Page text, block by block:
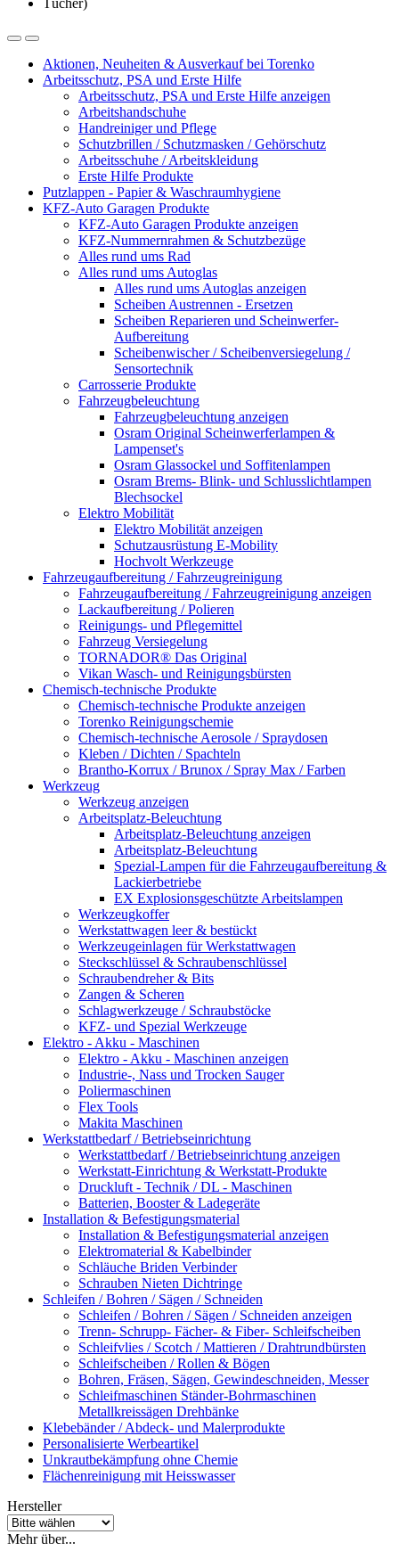
Aktionen, Neuheiten & Ausverkauf bei Torenko
Arbeitsschutz, PSA und Erste Hilfe
Arbeitsschutz, PSA und Erste Hilfe anzeigen
Arbeitshandschuhe
Handreiniger und Pflege
Schutzbrillen / Schutzmasken / Gehörschutz
Arbeitsschuhe / Arbeitskleidung
Erste Hilfe Produkte
Putzlappen - Papier & Waschraumhygiene
KFZ-Auto Garagen Produkte
KFZ-Auto Garagen Produkte anzeigen
KFZ-Nummernrahmen & Schutzbezüge
Alles rund ums Rad
Alles rund ums Autoglas
Alles rund ums Autoglas anzeigen
Scheiben Austrennen - Ersetzen
Scheiben Reparieren und Scheinwerfer-
Aufbereitung
Scheibenwischer / Scheibenversiegelung /
Sensortechnik
Carrosserie Produkte
Fahrzeugbeleuchtung
Fahrzeugbeleuchtung anzeigen
Osram Original Scheinwerferlampen &
Lampenset's
Osram Glassockel und Soffitenlampen
Osram Brems- Blink- und Schlusslichtlampen
Blechsockel
Elektro Mobilität
Elektro Mobilität anzeigen
Schutzausrüstung E-Mobility
Hochvolt Werkzeuge
Fahrzeugaufbereitung / Fahrzeugreinigung
Fahrzeugaufbereitung / Fahrzeugreinigung anzeigen
Lackaufbereitung / Polieren
Reinigungs- und Pflegemittel
Fahrzeug Versiegelung
TORNADOR® Das Original
Vikan Wasch- und Reinigungsbürsten
Chemisch-technische Produkte
Chemisch-technische Produkte anzeigen
Torenko Reinigungschemie
Chemisch-technische Aerosole / Spraydosen
Kleben / Dichten / Spachteln
Brantho-Korrux / Brunox / Spray Max / Farben
Werkzeug
Werkzeug anzeigen
Arbeitsplatz-Beleuchtung
Arbeitsplatz-Beleuchtung anzeigen
Arbeitsplatz-Beleuchtung
Spezial-Lampen für die Fahrzeugaufbereitung &
Lackierbetriebe
EX Explosionsgeschützte Arbeitslampen
Werkzeugkoffer
Werkstattwagen leer & bestückt
Werkzeugeinlagen für Werkstattwagen
Steckschlüssel & Schraubenschlüssel
Schraubendreher & Bits
Zangen & Scheren
Schlagwerkzeuge / Schraubstöcke
KFZ- und Spezial Werkzeuge
Elektro - Akku - Maschinen
Elektro - Akku - Maschinen anzeigen
Industrie-, Nass und Trocken Sauger
Poliermaschinen
Flex Tools
Makita Maschinen
Werkstattbedarf / Betriebseinrichtung
Werkstattbedarf / Betriebseinrichtung anzeigen
Werkstatt-Einrichtung & Werkstatt-Produkte
Druckluft - Technik / DL - Maschinen
Batterien, Booster & Ladegeräte
Installation & Befestigungsmaterial
Installation & Befestigungsmaterial anzeigen
Elektromaterial & Kabelbinder
Schläuche Briden Verbinder
Schrauben Nieten Dichtringe
Schleifen / Bohren / Sägen / Schneiden
Schleifen / Bohren / Sägen / Schneiden anzeigen
Trenn- Schrupp- Fächer- & Fiber- Schleifscheiben
Schleifvlies / Scotch / Mattieren / Drahtrundbürsten
Schleifscheiben / Rollen & Bögen
Bohren, Fräsen, Sägen, Gewindeschneiden, Messer
Schleifmaschinen Ständer-Bohrmaschinen
Metallkreissägen Drehbänke
Klebebänder / Abdeck- und Malerprodukte
Personalisierte Werbeartikel
Unkrautbekämpfung ohne Chemie
Flächenreinigung mit Heisswasser
Hersteller
Mehr über...